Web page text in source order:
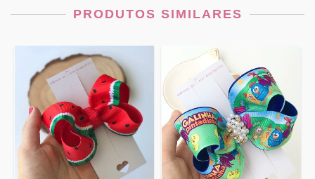
PRODUTOS SIMILARES